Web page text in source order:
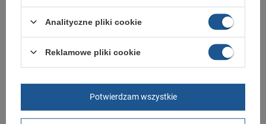
Marka
Symbol MR3S1CA
Gwarancja
Zapięcie sznurowane
Stan Nowy
Analityczne pliki cookie
Reklamowe pliki cookie
Potwierdzam wszystkie